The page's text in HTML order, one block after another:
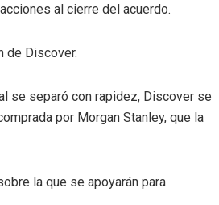
al cierre del acuerdo.
de Discover.
se separó con rapidez, Discover se
por Morgan Stanley, que la
la que se apoyarán para